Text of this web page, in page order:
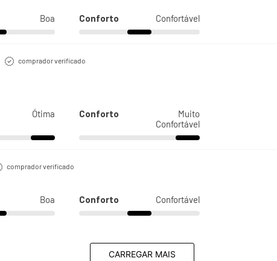
Boa Conforto Confortável
comprador verificado
Ótima Conforto
Muito
Confortável
comprador verificado
Boa Conforto Confortável
CARREGAR MAIS